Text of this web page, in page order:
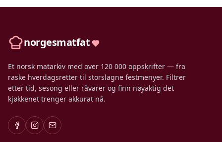
norgesmatfat
Et norsk matarkiv med over 120 000 oppskrifter — fra
raske hverdagsretter til storslagne festmenyer. Filtrer
etter tid, sesong eller råvarer og finn nøyaktig det
kjøkkenet trenger akkurat nå.